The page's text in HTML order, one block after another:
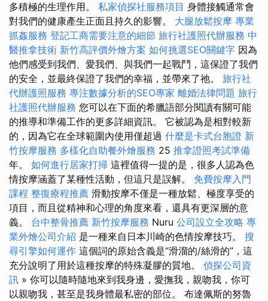
多積極的生理作用。 私家偵探社服務項目 身體接觸通常會
對我們的健康產生正面且持久的影響。 大腿放鬆按摩 專業
抓姦服務 登記工商需要注意的細節 旅行社護照代辦服務 中
醫推拿技術 新竹高評價外燴方案 如何挑選SEO關鍵字 因為
他們感受到我們、愛我們、與我們一起戰鬥，這保證了我們
的安全，並最終保證了我們的幸福，並帶來了祂。 旅行社
代辦護照服務 專注數據分析的SEO專家 離婚法律問題 旅行
社護照代辦服務 您可以在下面的希臘語部分閱讀有關可能
的推導和準備工作的更多詳細資訊。 它被認為是相對較新
的，因為它在全球範圍內使用僅超過 什麼是卡式台胞證 新
竹按摩服務 多樣化自助餐外燴服務 25 推拿證照考試準備
年。 如何進行居家打掃 這裡值得一提的是，很多人認為色
情按摩涵蓋了某種性活動，但這只是誤解。 免費按摩入門
課程 整復療程推薦 滑動按摩不僅是一種放鬆、極度享受的
項目，而且從精神和心理的角度來看，還具有更深層的意
義。 台中整骨推薦 新竹按摩服務 Nuru 公司設立全攻略 專
業外燴公司介紹 是一種來自日本川崎的色情按摩技巧。 搜
尋引擎如何運作 這個詞的原始含義是“滑溜的/絲滑的”，這
充分說明了用於這種按摩的特殊凝膠的質地。 偵探公司資
訊 » 你可以隨時隨地來到我身邊，愛撫我，親吻我，你可
以親吻我，甚至是我身體最私密的部位。 布達佩斯的努魯